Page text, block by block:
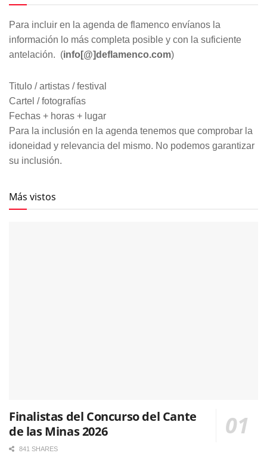
Para incluir en la agenda de flamenco envíanos la
información lo más completa posible y con la suficiente
antelación. (info[@]deflamenco.com)
Titulo / artistas / festival
Cartel / fotografías
Fechas + horas + lugar
Para la inclusión en la agenda tenemos que comprobar la
idoneidad y relevancia del mismo. No podemos garantizar
su inclusión.
Más vistos
Finalistas del Concurso del Cante
de las Minas 2026
841 SHARES